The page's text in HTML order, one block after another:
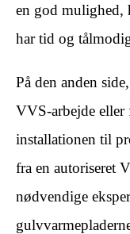
en god mulighed,
har tid og
På den anden
VVS-arbejde
installationen til
fra en autoriseret
nødvendige